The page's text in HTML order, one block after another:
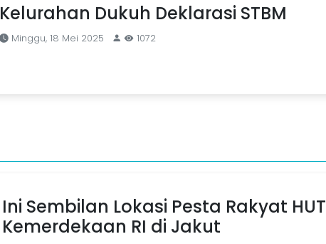
Kelurahan Dukuh Deklarasi STBM
Minggu, 18 Mei 2025 1072
Ini Sembilan Lokasi Pesta Rakyat HUT
Kemerdekaan RI di Jakut